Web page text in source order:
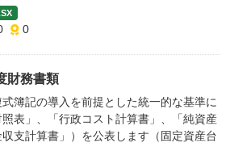
0
財務書類
簿記の導入を前提とした統一的な基準に
表」、「行政コスト計算書」、「純資産
支計算書」）を公表します（固定資産台